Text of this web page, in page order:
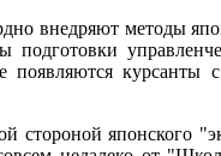
внедряют методы
курсанты
стороной японского